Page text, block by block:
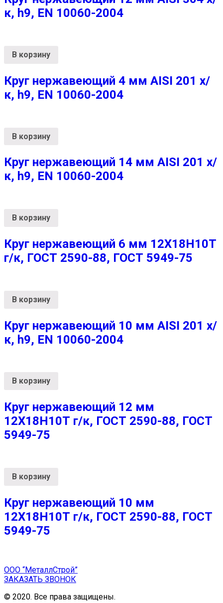
к, h9, EN 10060-2004
В корзину
Круг нержавеющий 4 мм AISI 201 х/
к, h9, EN 10060-2004
В корзину
Круг нержавеющий 14 мм AISI 201 х/
к, h9, EN 10060-2004
В корзину
Круг нержавеющий 6 мм 12Х18Н10Т
г/к, ГОСТ 2590-88, ГОСТ 5949-75
В корзину
Круг нержавеющий 10 мм AISI 201 х/
к, h9, EN 10060-2004
В корзину
Круг нержавеющий 12 мм
12Х18Н10Т г/к, ГОСТ 2590-88, ГОСТ
5949-75
В корзину
Круг нержавеющий 10 мм
12Х18Н10Т г/к, ГОСТ 2590-88, ГОСТ
5949-75
ООО “МеталлСтрой”
ЗАКАЗАТЬ ЗВОНОК
© 2020. Все права защищены.